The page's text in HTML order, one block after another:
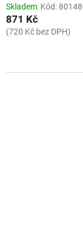
Skladem Kód:
871 Kč
(720 Kč bez DPH)